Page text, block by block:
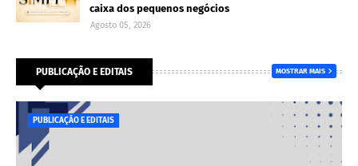
caixa dos pequenos negócios
Agosto 05, 2026
PUBLICAÇÃO E EDITAIS MOSTRAR MAIS
PUBLICAÇÃO E EDITAIS